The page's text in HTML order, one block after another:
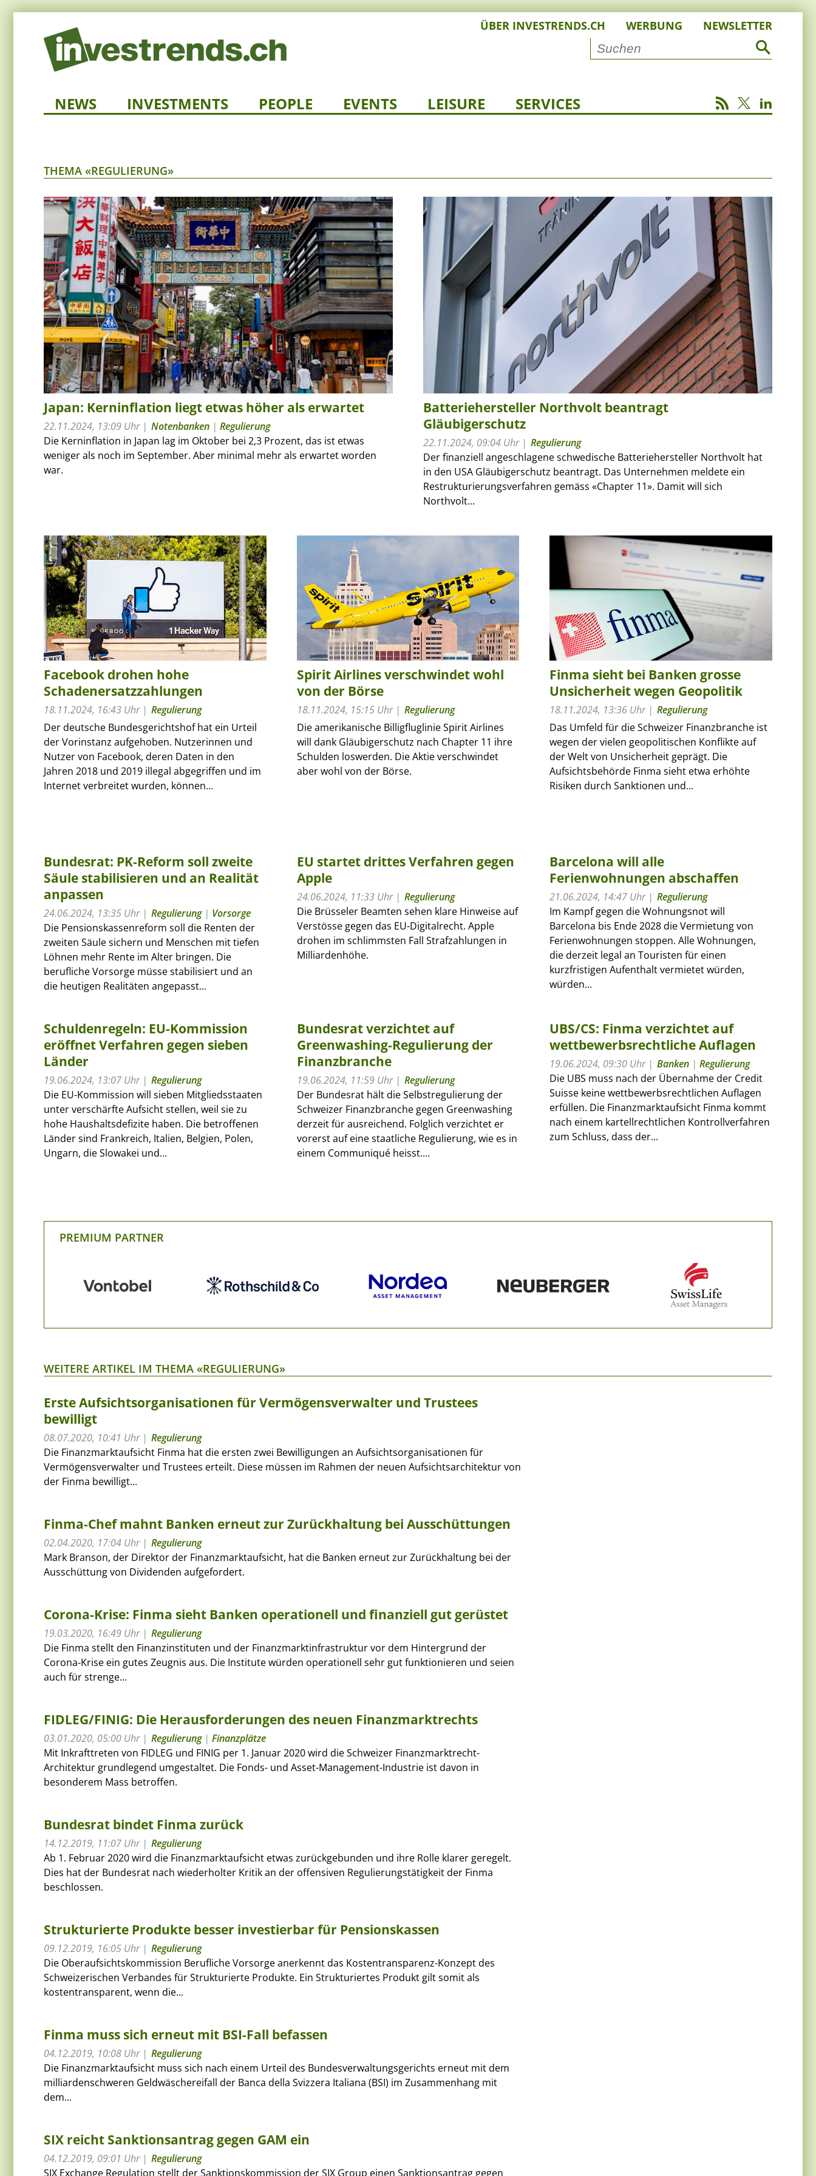
ÜBER INVESTRENDS.CH WERBUNG NEWSLETTER
NEWS INVESTMENTS PEOPLE EVENTS LEISURE SERVICES
THEMA «REGULIERUNG»
Japan: Kerninflation liegt etwas höher als erwartet
22.11.2024, 13:09 Uhr Notenbanken | Regulierung
Die Kerninflation in Japan lag im Oktober bei 2,3 Prozent, das ist etwas
weniger als noch im September. Aber minimal mehr als erwartet worden
war.
Batteriehersteller Northvolt beantragt
Gläubigerschutz
22.11.2024, 09:04 Uhr
Regulierung
Der finanziell angeschlagene schwedische Batteriehersteller Northvolt hat
in den USA Gläubigerschutz beantragt. Das Unternehmen meldete ein
Restrukturierungsverfahren gemäss «Chapter 11». Damit will sich
Northvolt...
Facebook drohen hohe
Schadenersatzzahlungen
18.11.2024, 16:43 Uhr
Regulierung
Der deutsche Bundesgerichtshof hat ein Urteil
der Vorinstanz aufgehoben. Nutzerinnen und
Nutzer von Facebook, deren Daten in den
Jahren 2018 und 2019 illegal abgegriffen und im
Internet verbreitet wurden, können...
Spirit Airlines verschwindet wohl
von der Börse
18.11.2024, 15:15 Uhr
Regulierung
Die amerikanische Billigfluglinie Spirit Airlines
will dank Gläubigerschutz nach Chapter 11 ihre
Schulden loswerden. Die Aktie verschwindet
aber wohl von der Börse.
Finma sieht bei Banken grosse
Unsicherheit wegen Geopolitik
18.11.2024, 13:36 Uhr
Regulierung
Das Umfeld für die Schweizer Finanzbranche ist
wegen der vielen geopolitischen Konflikte auf
der Welt von Unsicherheit geprägt. Die
Aufsichtsbehörde Finma sieht etwa erhöhte
Risiken durch Sanktionen und...
Bundesrat: PK-Reform soll zweite
Säule stabilisieren und an Realität
anpassen
24.06.2024, 13:35 Uhr Regulierung| Vorsorge
Die Pensionskassenreform soll die Renten der
zweiten Säule sichern und Menschen mit tiefen
Löhnen mehr Rente im Alter bringen. Die
berufliche Vorsorge müsse stabilisiert und an
die heutigen Realitäten angepasst...
EU startet drittes Verfahren gegen
Apple
24.06.2024, 11:33 Uhr
Regulierung
Die Brüsseler Beamten sehen klare Hinweise auf
Verstösse gegen das EU-Digitalrecht. Apple
drohen im schlimmsten Fall Strafzahlungen in
Milliardenhöhe.
Barcelona will alle
Ferienwohnungen abschaffen
21.06.2024, 14:47 Uhr
Regulierung
Im Kampf gegen die Wohnungsnot will
Barcelona bis Ende 2028 die Vermietung von
Ferienwohnungen stoppen. Alle Wohnungen,
die derzeit legal an Touristen für einen
kurzfristigen Aufenthalt vermietet würden,
würden...
Schuldenregeln: EU-Kommission
eröffnet Verfahren gegen sieben
Länder
19.06.2024, 13:07 Uhr
Regulierung
Die EU-Kommission will sieben Mitgliedsstaaten
unter verschärfte Aufsicht stellen, weil sie zu
hohe Haushaltsdefizite haben. Die betroffenen
Länder sind Frankreich, Italien, Belgien, Polen,
Ungarn, die Slowakei und...
Bundesrat verzichtet auf
Greenwashing-Regulierung der
Finanzbranche
19.06.2024, 11:59 Uhr
Regulierung
Der Bundesrat hält die Selbstregulierung der
Schweizer Finanzbranche gegen Greenwashing
derzeit für ausreichend. Folglich verzichtet er
vorerst auf eine staatliche Regulierung, wie es in
einem Communiqué heisst....
UBS/CS: Finma verzichtet auf
wettbewerbsrechtliche Auflagen
19.06.2024, 09:30 Uhr Banken |Regulierung
Die UBS muss nach der Übernahme der Credit
Suisse keine wettbewerbsrechtlichen Auflagen
erfüllen. Die Finanzmarktaufsicht Finma kommt
nach einem kartellrechtlichen Kontrollverfahren
zum Schluss, dass der...
PREMIUM PARTNER
WEITERE ARTIKEL IM THEMA «REGULIERUNG»
Erste Aufsichtsorganisationen für Vermögensverwalter und Trustees
bewilligt
08.07.2020, 10:41 Uhr
Regulierung
Die Finanzmarktaufsicht Finma hat die ersten zwei Bewilligungen an Aufsichtsorganisationen für
Vermögensverwalter und Trustees erteilt. Diese müssen im Rahmen der neuen Aufsichtsarchitektur von
der Finma bewilligt...
Finma-Chef mahnt Banken erneut zur Zurückhaltung bei Ausschüttungen
02.04.2020, 17:04 Uhr
Regulierung
Mark Branson, der Direktor der Finanzmarktaufsicht, hat die Banken erneut zur Zurückhaltung bei der
Ausschüttung von Dividenden aufgefordert.
Corona-Krise: Finma sieht Banken operationell und finanziell gut gerüstet
19.03.2020, 16:49 Uhr
Regulierung
Die Finma stellt den Finanzinstituten und der Finanzmarktinfrastruktur vor dem Hintergrund der
Corona-Krise ein gutes Zeugnis aus. Die Institute würden operationell sehr gut funktionieren und seien
auch für strenge...
FIDLEG/FINIG: Die Herausforderungen des neuen Finanzmarktrechts
03.01.2020, 05:00 Uhr Regulierung| Finanzplätze
Mit Inkrafttreten von FIDLEG und FINIG per 1. Januar 2020 wird die Schweizer Finanzmarktrecht-
Architektur grundlegend umgestaltet. Die Fonds- und Asset-Management-Industrie ist davon in
besonderem Mass betroffen.
Bundesrat bindet Finma zurück
14.12.2019, 11:07 Uhr
Regulierung
Ab 1. Februar 2020 wird die Finanzmarktaufsicht etwas zurückgebunden und ihre Rolle klarer geregelt.
Dies hat der Bundesrat nach wiederholter Kritik an der offensiven Regulierungstätigkeit der Finma
beschlossen.
Strukturierte Produkte besser investierbar für Pensionskassen
09.12.2019, 16:05 Uhr
Regulierung
Die Oberaufsichtskommission Berufliche Vorsorge anerkennt das Kostentransparenz-Konzept des
Schweizerischen Verbandes für Strukturierte Produkte. Ein Strukturiertes Produkt gilt somit als
kostentransparent, wenn die...
Finma muss sich erneut mit BSI-Fall befassen
04.12.2019, 10:08 Uhr
Regulierung
Die Finanzmarktaufsicht muss sich nach einem Urteil des Bundesverwaltungsgerichts erneut mit dem
milliardenschweren Geldwäschereifall der Banca della Svizzera Italiana (BSI) im Zusammenhang mit
dem...
SIX reicht Sanktionsantrag gegen GAM ein
04.12.2019, 09:01 Uhr
Regulierung
SIX Exchange Regulation stellt der Sanktionskommission der SIX Group einen Sanktionsantrag gegen